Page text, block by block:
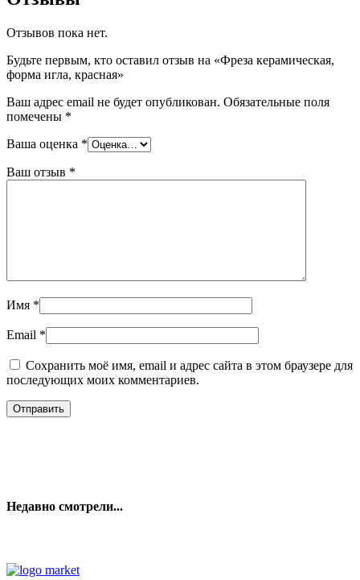
Отзывов пока нет.
Будьте первым, кто оставил отзыв на «Фреза керамическая,
форма игла, красная»
Ваш адрес email не будет опубликован. Обязательные поля
помечены *
Ваша оценка *
Ваш отзыв *
Имя *
Email *
Сохранить моё имя, email и адрес сайта в этом браузере для
последующих моих комментариев.
Недавно смотрели...